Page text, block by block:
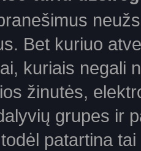
Bet kuriuo
kuriais negali
žinutės,
grupes ir
patartina